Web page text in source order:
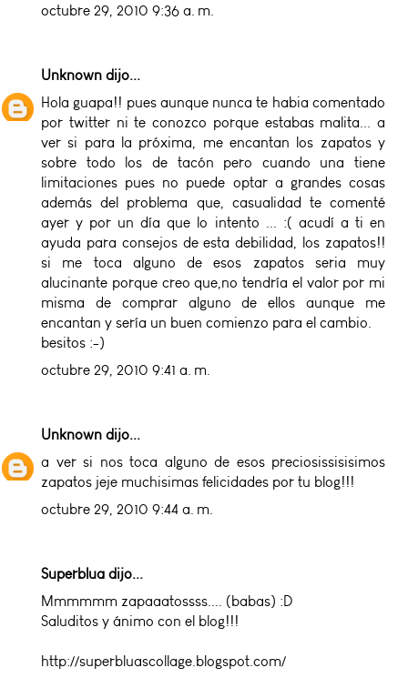
octubre 29, 2010 9:36 a. m.
Unknown dijo...
Hola guapa!! pues aunque nunca te habia comentado
por twitter ni te conozco porque estabas malita... a
ver si para la próxima, me encantan los zapatos y
sobre todo los de tacón pero cuando una tiene
limitaciones pues no puede optar a grandes cosas
además del problema que, casualidad te comenté
ayer y por un día que lo intento ... :( acudí a ti en
ayuda para consejos de esta debilidad, los zapatos!!
si me toca alguno de esos zapatos seria muy
alucinante porque creo que,no tendría el valor por mi
misma de comprar alguno de ellos aunque me
encantan y sería un buen comienzo para el cambio.
besitos :-)
octubre 29, 2010 9:41 a. m.
Unknown dijo...
a ver si nos toca alguno de esos preciosissisisimos
zapatos jeje muchisimas felicidades por tu blog!!!
octubre 29, 2010 9:44 a. m.
Superblua dijo...
Mmmmmm zapaaatossss.... (babas) :D
Saluditos y ánimo con el blog!!!
http://superbluascollage.blogspot.com/